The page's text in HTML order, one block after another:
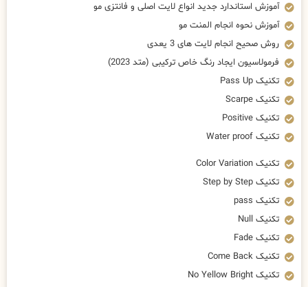
آموزش استاندارد جدید انواع لایت اصلی و فانتزی مو
آموزش نحوه انجام المنت مو
روش صحیح انجام لایت های 3 یعدی
فرمولاسیون ایجاد رنگ خاص ترکیبی (متد 2023)
تکنیک Pass Up
تکنیک Scarpe
تکنیک Positive
تکنیک Water proof
تکنیک Color Variation
تکنیک Step by Step
تکنیک pass
تکنیک Null
تکنیک Fade
تکنیک Come Back
تکنیک No Yellow Bright